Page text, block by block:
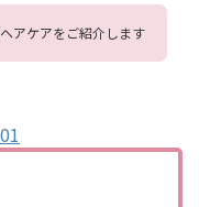
アケアをご紹介します